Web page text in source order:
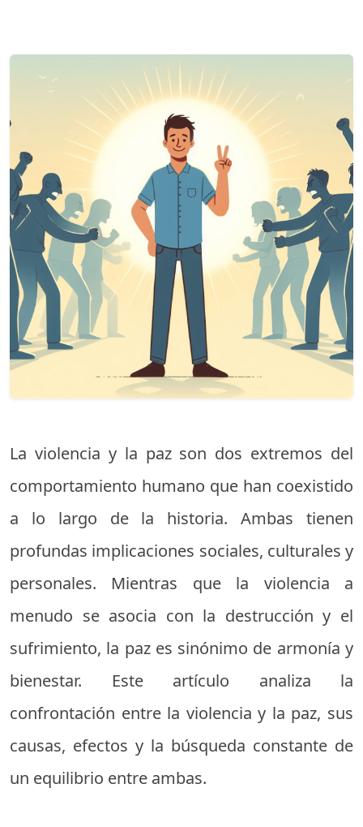
La violencia y la paz son dos extremos del
comportamiento humano que han coexistido
a lo largo de la historia. Ambas tienen
profundas implicaciones sociales, culturales y
personales. Mientras que la violencia a
menudo se asocia con la destrucción y el
sufrimiento, la paz es sinónimo de armonía y
bienestar. Este artículo analiza la
confrontación entre la violencia y la paz, sus
causas, efectos y la búsqueda constante de
un equilibrio entre ambas.